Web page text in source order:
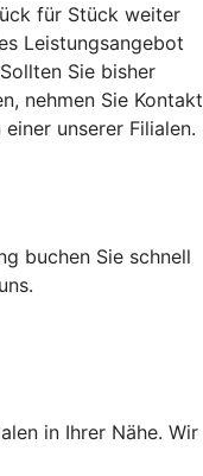
für Stück weiter
Leistungsangebot
Sie bisher
nehmen Sie Kontakt
unserer Filialen.
buchen Sie schnell
in Ihrer Nähe. Wir